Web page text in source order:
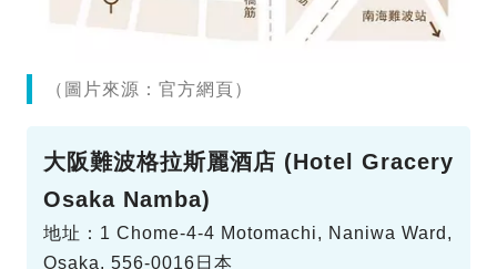
（圖片來源：官方網頁）
大阪難波格拉斯麗酒店 (Hotel Gracery
Osaka Namba)
地址：1 Chome-4-4 Motomachi, Naniwa Ward,
Osaka, 556-0016日本